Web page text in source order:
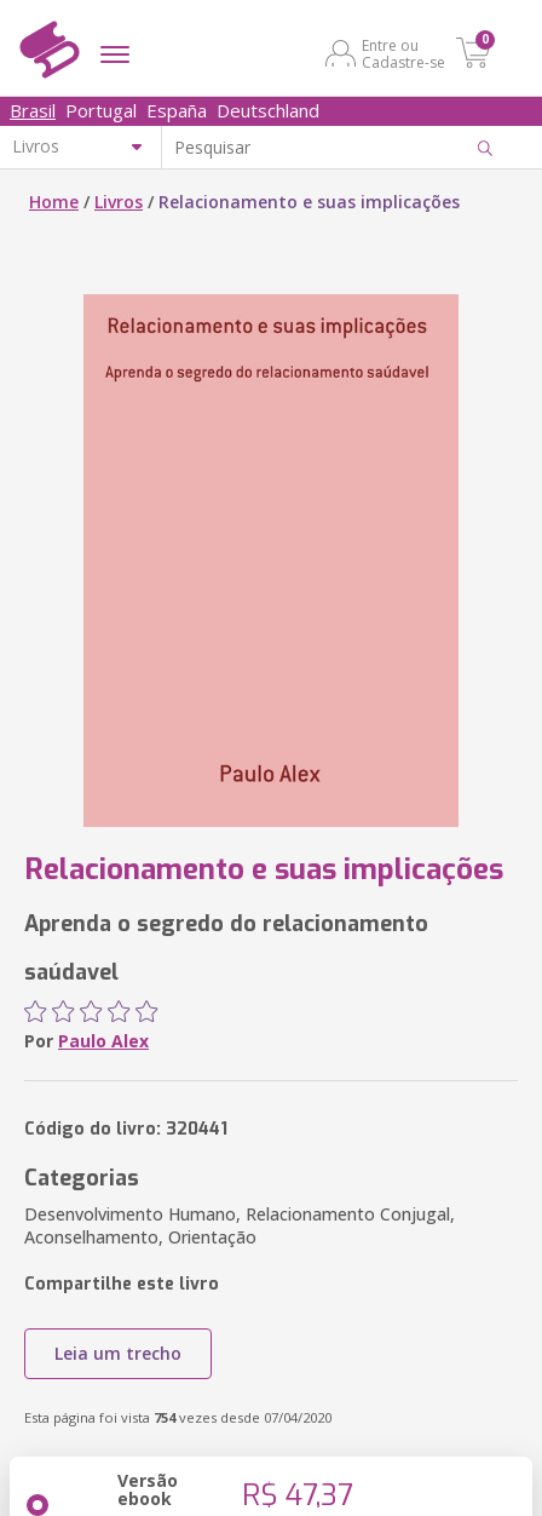
Entre ou
Cadastre-se
0
Brasil Portugal España Deutschland
Home / Livros / Relacionamento e suas implicações
Relacionamento e suas implicações
Aprenda o segredo do relacionamento
saúdavel
Por Paulo Alex
Código do livro: 320441
Categorias
Desenvolvimento Humano, Relacionamento Conjugal,
Aconselhamento, Orientação
Compartilhe este livro
Leia um trecho
Esta página foi vista 754vezes desde 07/04/2020
Versão
ebook R$ 47,37